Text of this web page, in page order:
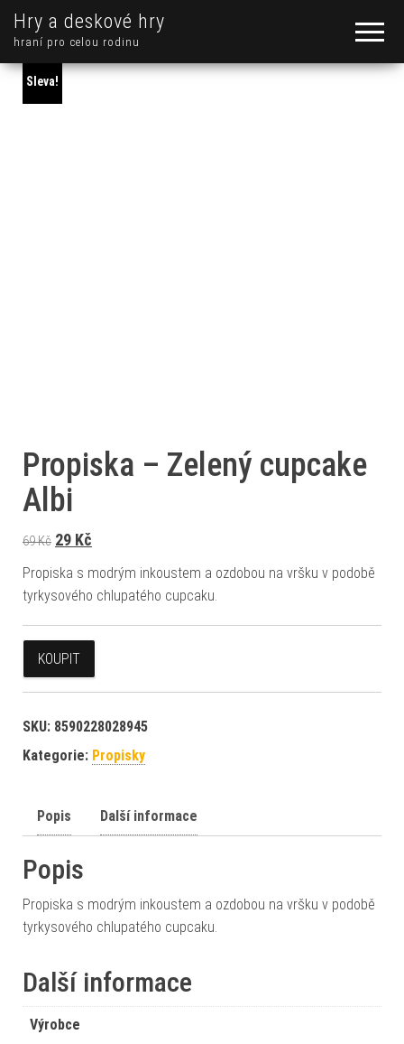
Hry a deskové hry
hraní pro celou rodinu
Sleva!
Propiska – Zelený cupcake
Albi
69Kč Původní cena byla: 69 Kč.
29 Kč
Propiska s modrým inkoustem a ozdobou na vršku v podobě
tyrkysového chlupatého cupcaku.
KOUPIT
SKU: 8590228028945
Kategorie: Propisky
Popis Další informace
Popis
Propiska s modrým inkoustem a ozdobou na vršku v podobě
tyrkysového chlupatého cupcaku.
Další informace
Výrobce